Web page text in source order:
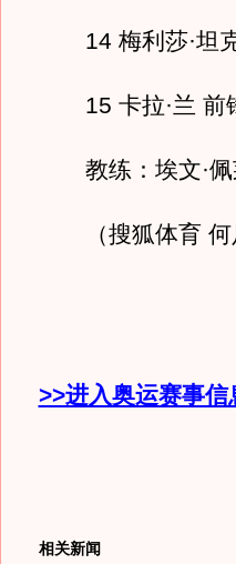
14 梅利莎·坦
15 卡拉·兰 前
教练：埃文·佩
（搜狐体育 何
>>进入奥运赛事
相关新闻